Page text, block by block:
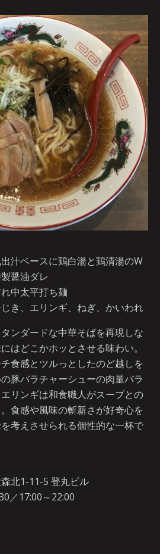
汁ベースに鶏白湯と鶏清湯のW
醤油ダレ
中太平打ち麺
き、エリンギ、ねぎ、かいわれ
ンダードな中華そばを再現しな
はどこかホッとさせる味わい。
食感とツルっとしたのど越しを
豚バラチャーシューの肉量バラ
リンギは和食職人がスープとの
食感や風味の斬新さが好奇心を
考えさせられる個性的な一杯で
北1-11-5 登丸ビル
／17:00～22:00